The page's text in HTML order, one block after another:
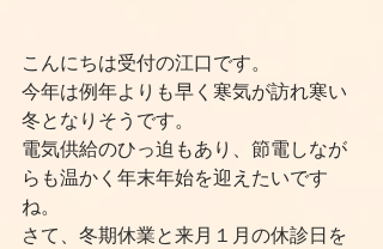
こんにちは受付の江口です。
今年は例年よりも早く寒気が訪れ寒い
冬となりそうです。
電気供給のひっ迫もあり、節電しなが
らも温かく年末年始を迎えたいです
ね。
さて、冬期休業と来月１月の休診日を